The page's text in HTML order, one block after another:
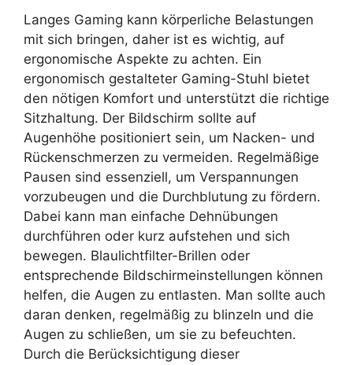
Langes Gaming kann körperliche Belastungen
mit sich bringen, daher ist es wichtig, auf
ergonomische Aspekte zu achten. Ein
ergonomisch gestalteter Gaming-Stuhl bietet
den nötigen Komfort und unterstützt die richtige
Sitzhaltung. Der Bildschirm sollte auf
Augenhöhe positioniert sein, um Nacken- und
Rückenschmerzen zu vermeiden. Regelmäßige
Pausen sind essenziell, um Verspannungen
vorzubeugen und die Durchblutung zu fördern.
Dabei kann man einfache Dehnübungen
durchführen oder kurz aufstehen und sich
bewegen. Blaulichtfilter-Brillen oder
entsprechende Bildschirmeinstellungen können
helfen, die Augen zu entlasten. Man sollte auch
daran denken, regelmäßig zu blinzeln und die
Augen zu schließen, um sie zu befeuchten.
Durch die Berücksichtigung dieser